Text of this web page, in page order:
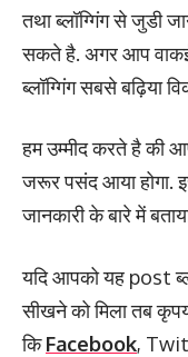
तथा ब्लॉग्गिंग से जुडी
सकते है. अगर आप वाकई
ब्लॉग्गिंग सबसे बढ़िया
हम उम्मीद करते है की
जरूर पसंद आया
जानकारी के बारे में
यदि आपको यह post
सीखने को मिला तब
किFacebook,